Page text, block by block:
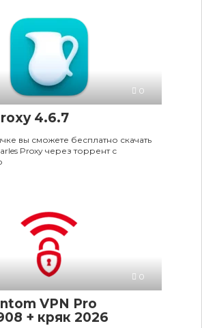
0
4.6.7
вы сможете бесплатно скачать
Proxy через торрент с
0
VPN Pro
+ кряк 2026